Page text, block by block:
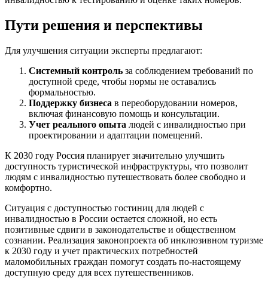
Пути решения и перспективы
Для улучшения ситуации эксперты предлагают:
Системный контроль за соблюдением требований по
доступной среде, чтобы нормы не оставались
формальностью.
Поддержку бизнеса в переоборудовании номеров,
включая финансовую помощь и консультации.
Учет реального опыта людей с инвалидностью при
проектировании и адаптации помещений.
К 2030 году Россия планирует значительно улучшить
доступность туристической инфраструктуры, что позволит
людям с инвалидностью путешествовать более свободно и
комфортно.
Ситуация с доступностью гостиниц для людей с
инвалидностью в России остается сложной, но есть
позитивные сдвиги в законодательстве и общественном
сознании. Реализация законопроекта об инклюзивном туризме
к 2030 году и учет практических потребностей
маломобильных граждан помогут создать по-настоящему
доступную среду для всех путешественников.